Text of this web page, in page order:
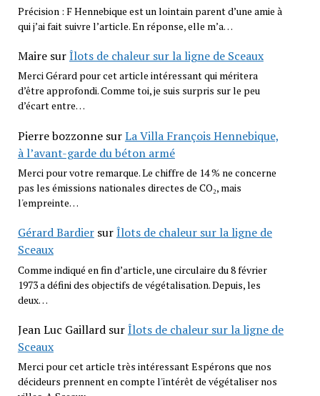
Précision : F Hennebique est un lointain parent d’une amie à
qui j’ai fait suivre l’article. En réponse, elle m’a…
MairesurÎlots de chaleur sur la ligne de Sceaux
Merci Gérard pour cet article intéressant qui méritera
d’être approfondi. Comme toi, je suis surpris sur le peu
d’écart entre…
Pierre bozzonnesurLa Villa François Hennebique,
à l’avant-garde du béton armé
Merci pour votre remarque. Le chiffre de 14 % ne concerne
pas les émissions nationales directes de CO₂, mais
l'empreinte…
Gérard BardiersurÎlots de chaleur sur la ligne de
Sceaux
Comme indiqué en fin d’article, une circulaire du 8 février
1973 a défini des objectifs de végétalisation. Depuis, les
deux…
Jean Luc GaillardsurÎlots de chaleur sur la ligne de
Sceaux
Merci pour cet article très intéressant Espérons que nos
décideurs prennent en compte l'intérêt de végétaliser nos